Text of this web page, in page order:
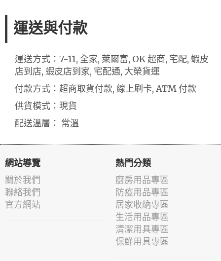
運送與付款
運送方式：7-11, 全家, 萊爾富, OK 超商, 宅配, 蝦皮
店到店, 蝦皮店到家, 宅配通, 大榮貨運
付款方式：超商取貨付款, 線上刷卡, ATM 付款
供貨模式：現貨
配送溫層： 常溫
網站導覽
關於我們
聯絡我們
官方網站
熱門分類
廚房用品專區
防疫用品專區
居家收納專區
生活用品專區
清潔用具專區
保鮮用具專區